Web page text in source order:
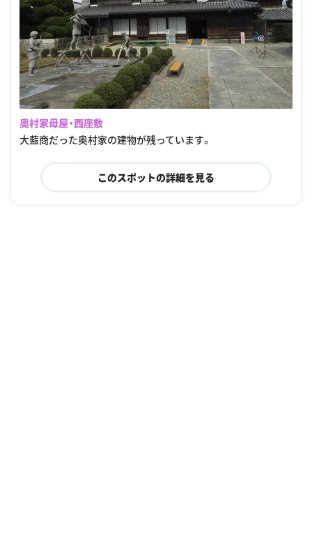
奥村家母屋・西座敷
大藍商だった奥村家の建物が残っています。
このスポットの詳細を見る